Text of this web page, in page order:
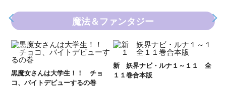
魔法＆ファンタジー
黒魔女さんは大学生！！ チョ
コ、バイトデビューするの巻
新 妖界ナビ・ルナ１～１１ 全
１１巻合本版